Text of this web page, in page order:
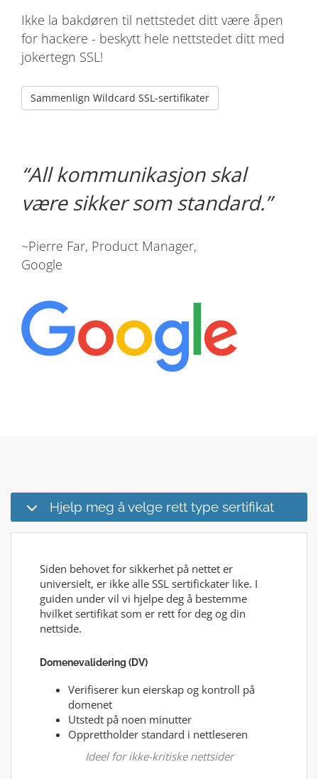
Ikke la bakdøren til nettstedet ditt være åpen
for hackere - beskytt hele nettstedet ditt med
jokertegn SSL!
Sammenlign Wildcard SSL-sertifikater
All kommunikasjon skal
være sikker som standard.
~Pierre Far, Product Manager,
Google
Hjelp meg å velge rett type sertifikat
Siden behovet for sikkerhet på nettet er
universielt, er ikke alle SSL sertifickater like. I
guiden under vil vi hjelpe deg å bestemme
hvilket sertifikat som er rett for deg og din
nettside.
Domenevalidering (DV)
Verifiserer kun eierskap og kontroll på
domenet
Utstedt på noen minutter
Opprettholder standard i nettleseren
Ideel for ikke-kritiske nettsider